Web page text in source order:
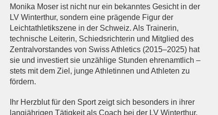
Monika Moser ist nicht nur ein bekanntes Gesicht in der
LV Winterthur, sondern eine prägende Figur der
Leichtathletikszene in der Schweiz. Als Trainerin,
technische Leiterin, Schiedsrichterin und Mitglied des
Zentralvorstandes von Swiss Athletics (2015–2025) hat
sie und investiert sie unzählige Stunden ehrenamtlich –
stets mit dem Ziel, junge Athletinnen und Athleten zu
fördern.
Ihr Herzblut für den Sport zeigt sich besonders in ihrer
langjährigen Tätigkeit als Coach bei der LV Winterthur,